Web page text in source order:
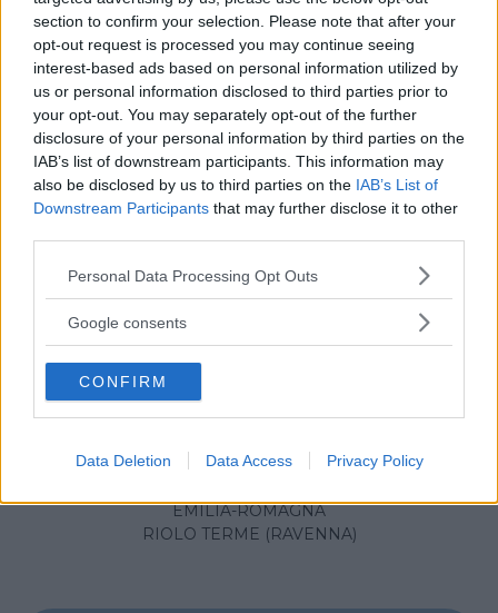
section to confirm your selection. Please note that after your
opt-out request is processed you may continue seeing
interest-based ads based on personal information utilized by
us or personal information disclosed to third parties prior to
your opt-out. You may separately opt-out of the further
disclosure of your personal information by third parties on the
IAB’s list of downstream participants. This information may
also be disclosed by us to third parties on the IAB’s List of
Downstream Participants that may further disclose it to other
Please note that this website/app uses one or more Google
not limited to your visit or usage behaviour. You may click to
use your data for below specified purposes in below Google
consent section.
Personal Data Processing Opt Outs
Google consents
CONFIRM
Data Deletion Data Access Privacy Policy
EMILIA-ROMAGNA
SASSUOLO (MODENA)
DERMATOLOGICHE
Terme di Riolo Bagni Srl
EMILIA-ROMAGNA
RIOLO TERME (RAVENNA)